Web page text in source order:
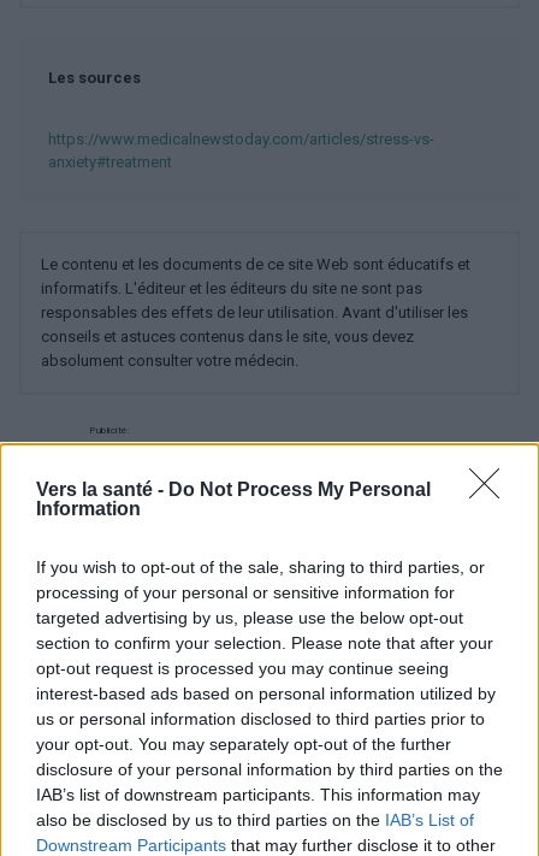
Vers la santé - Do Not Process My Personal
Information
If you wish to opt-out of the sale, sharing to third parties, or
processing of your personal or sensitive information for
targeted advertising by us, please use the below opt-out
section to confirm your selection. Please note that after your
opt-out request is processed you may continue seeing
interest-based ads based on personal information utilized by
us or personal information disclosed to third parties prior to
your opt-out. You may separately opt-out of the further
disclosure of your personal information by third parties on the
IAB’s list of downstream participants. This information may
also be disclosed by us to third parties on the IAB’s List of
Downstream Participants that may further disclose it to other
Les sources
https://www.medicalnewstoday.com/articles/stress-vs-
anxiety#treatment
Le contenu et les documents de ce site Web sont éducatifs et
informatifs. L'éditeur et les éditeurs du site ne sont pas
responsables des effets de leur utilisation. Avant d'utiliser les
conseils et astuces contenus dans le site, vous devez
absolument consulter votre médecin.
Publicité: